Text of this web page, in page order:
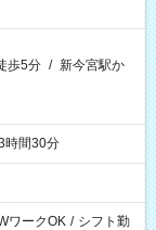
歩5分 / 新今宮駅か
時間30分
ワークOK / シフト勤